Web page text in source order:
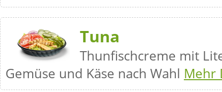
Tuna
Thunfischcreme mit
Gemüse und Käse nach Wahl Mehr